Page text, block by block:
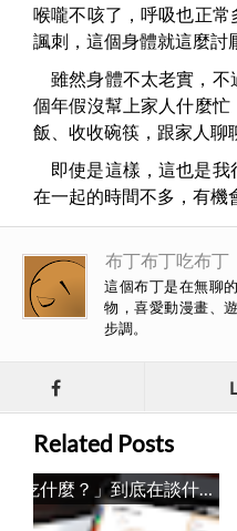
喉嚨不咳了，呼吸也正
諷刺，這個身體就這麼討
雖然身體不太老實，
個年假沒幫上家人什麼
飯、收收碗筷，跟家人聊
即使是這樣，這也是
在一起的時間不多，有機
布丁布丁吃布丁
這個布丁是在無聊
物，喜愛動漫畫、
步調。
L
Related Posts